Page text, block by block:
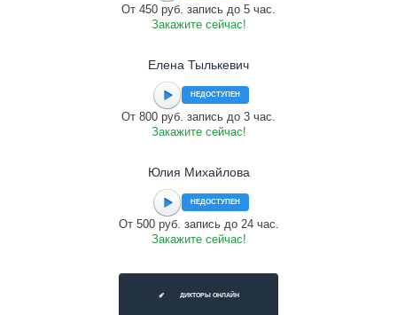
От 450 руб. запись до 5 час.
Закажите сейчас!
Елена Тылькевич
НЕДОСТУПЕН
От 800 руб. запись до 3 час.
Закажите сейчас!
Юлия Михайлова
НЕДОСТУПЕН
От 500 руб. запись до 24 час.
Закажите сейчас!
ДИКТОРЫ ОНЛАЙН